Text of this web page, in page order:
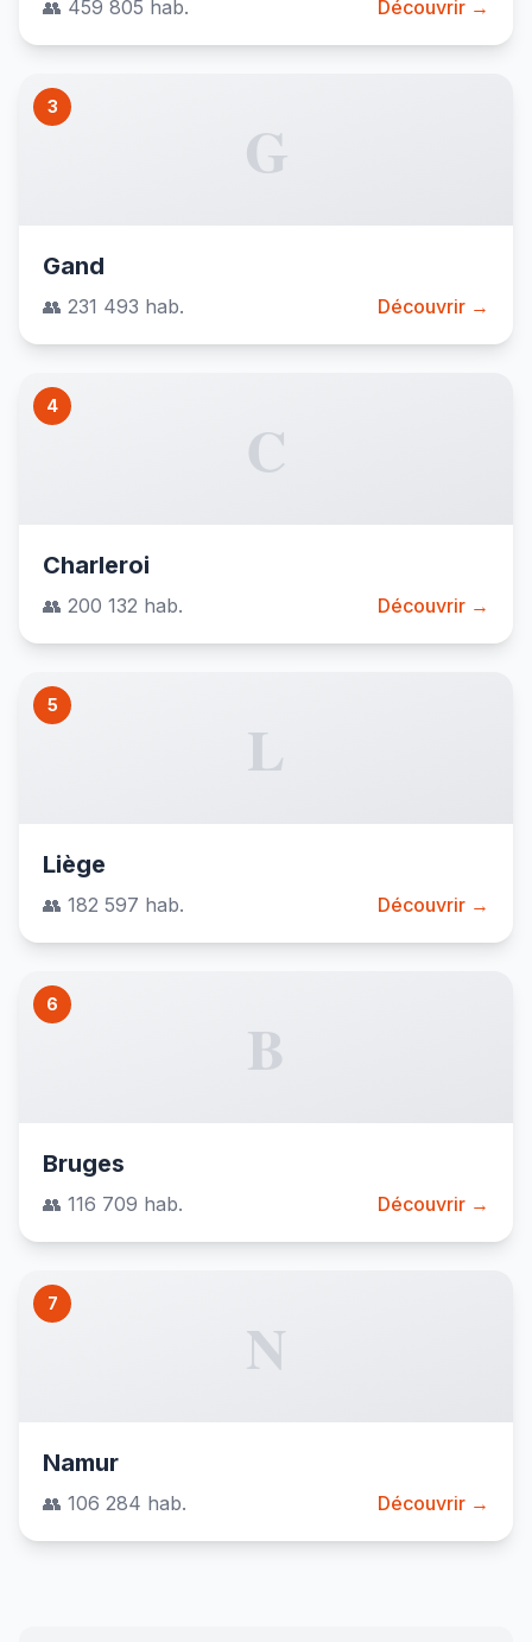
👥 459 805 hab. Découvrir →
3
G
Gand
👥 231 493 hab. Découvrir →
4
C
Charleroi
👥 200 132 hab. Découvrir →
5
L
Liège
👥 182 597 hab. Découvrir →
6
B
Bruges
👥 116 709 hab. Découvrir →
7
N
Namur
👥 106 284 hab. Découvrir →